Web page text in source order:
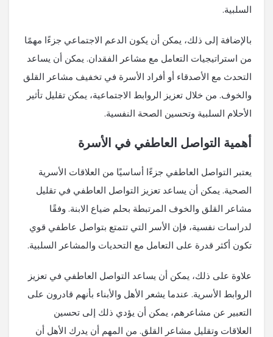
السلبية.
بالإضافة إلى ذلك، يمكن أن يكون الدعم الاجتماعي جزءًا مهمًا
من استراتيجيات التعامل مع مشاعر الفقدان. يمكن أن يساعد
التحدث مع الأصدقاء أو أفراد الأسرة في تخفيف مشاعر القلق
والخوف. من خلال تعزيز الروابط الاجتماعية، يمكن تقليل تأثير
الأحلام السلبية وتحسين الصحة النفسية.
أهمية التواصل العاطفي في الأسرة
يعتبر التواصل العاطفي جزءًا أساسيًا من العلاقات الأسرية
الصحية. يمكن أن يساعد تعزيز التواصل العاطفي في تقليل
مشاعر القلق والخوف المرتبطة بحلم ضياع الابنة. وفقًا
لدراسات نفسية، فإن الأسر التي تتمتع بتواصل عاطفي قوي
تكون أكثر قدرة على التعامل مع التحديات والمشاعر السلبية.
علاوة على ذلك، يمكن أن يساعد التواصل العاطفي في تعزيز
الروابط الأسرية. عندما يشعر الأهل والأبناء بأنهم قادرون على
التعبير عن مشاعرهم، يمكن أن يؤدي ذلك إلى تحسين
العلاقات وتقليل مشاعر القلق. من المهم أن يدرك الأهل أن